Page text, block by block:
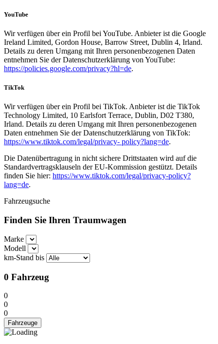
YouTube
Wir verfügen über ein Profil bei YouTube. Anbieter ist die Google
Ireland Limited, Gordon House, Barrow Street, Dublin 4, Irland.
Details zu deren Umgang mit Ihren personenbezogenen Daten
entnehmen Sie der Datenschutzerklärung von YouTube:
https://policies.google.com/privacy?hl=de.
TikTok
Wir verfügen über ein Profil bei TikTok. Anbieter ist die TikTok
Technology Limited, 10 Earlsfort Terrace, Dublin, D02 T380,
Irland. Details zu deren Umgang mit Ihren personenbezogenen
Daten entnehmen Sie der Datenschutzerklärung von TikTok:
https://www.tiktok.com/legal/privacy- policy?lang=de.
Die Datenübertragung in nicht sichere Drittstaaten wird auf die
Standardvertragsklauseln der EU-Kommission gestützt. Details
finden Sie hier: https://www.tiktok.com/legal/privacy-policy?
lang=de.
Fahrzeugsuche
Finden Sie Ihren Traumwagen
Marke
Modell
km-Stand bis
0 Fahrzeug
0
0
0
Fahrzeuge